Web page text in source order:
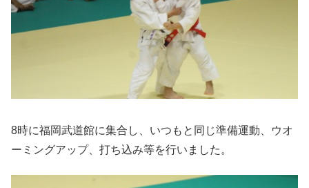
8時に福岡武道館に集合し、いつもと同じ準備運動、ウオ
ーミングアップ、打ち込み等を行いました。